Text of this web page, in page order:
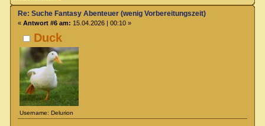
Duck
Username: Delurion
Re: Suche Fantasy Abenteuer (wenig Vorbereitungszeit)
« Antwort #6 am: 15.04.2026 | 00:10 »